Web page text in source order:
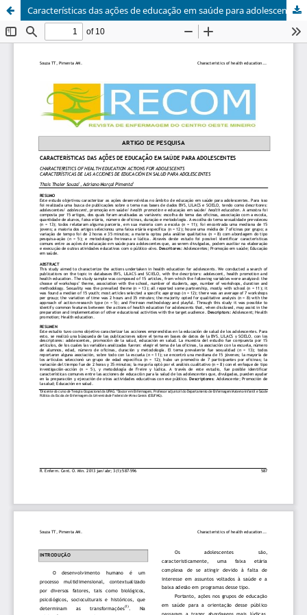
Características das ações de educação em saúde para adolescentes